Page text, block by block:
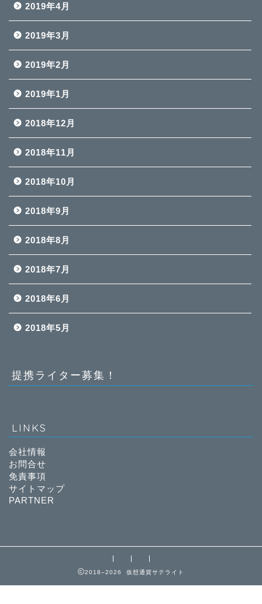
2019年4月
2019年3月
2019年2月
2019年1月
2018年12月
2018年11月
2018年10月
2018年9月
2018年8月
2018年7月
2018年6月
2018年5月
提携ライター募集！
LINKS
会社情報
お問合せ
免責事項
サイトマップ
PARTNER
2018–2026 仮想通貨サテライト